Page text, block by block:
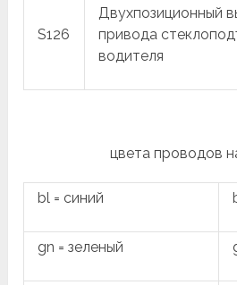
S126
Двухпозиционный
привода
водителя
цвета проводов
bl = синий
gn = зеленый